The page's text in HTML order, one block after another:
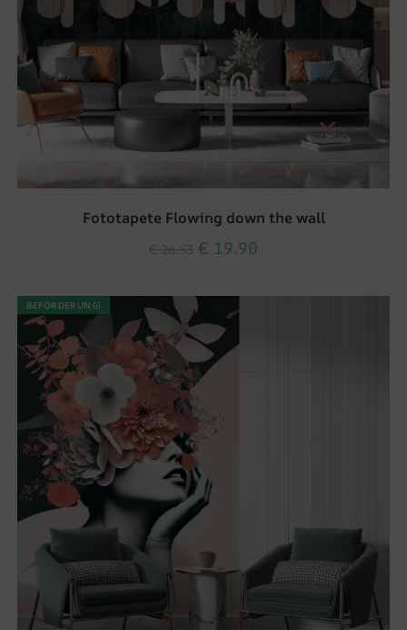
Fototapete Flowing down the wall
€ 19.90
BEFÖRDERUNG!